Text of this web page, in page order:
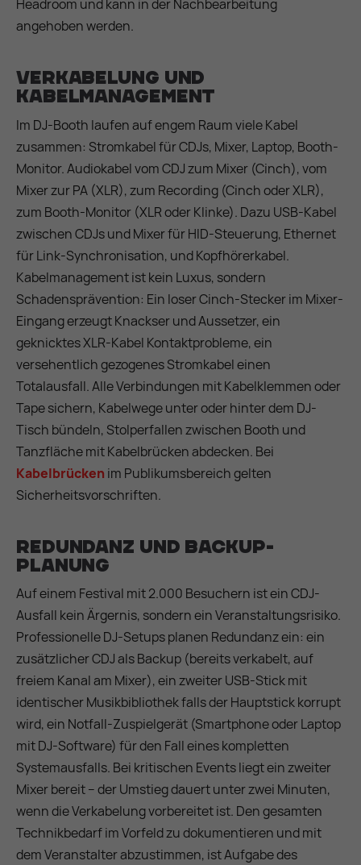
Headroom und kann in der Nachbearbeitung
angehoben werden.
Verkabelung und
Kabelmanagement
Im DJ-Booth laufen auf engem Raum viele Kabel
zusammen: Stromkabel für CDJs, Mixer, Laptop, Booth-
Monitor. Audiokabel vom CDJ zum Mixer (Cinch), vom
Mixer zur PA (XLR), zum Recording (Cinch oder XLR),
zum Booth-Monitor (XLR oder Klinke). Dazu USB-Kabel
zwischen CDJs und Mixer für HID-Steuerung, Ethernet
für Link-Synchronisation, und Kopfhörerkabel.
Kabelmanagement ist kein Luxus, sondern
Schadensprävention: Ein loser Cinch-Stecker im Mixer-
Eingang erzeugt Knackser und Aussetzer, ein
geknicktes XLR-Kabel Kontaktprobleme, ein
versehentlich gezogenes Stromkabel einen
Totalausfall. Alle Verbindungen mit Kabelklemmen oder
Tape sichern, Kabelwege unter oder hinter dem DJ-
Tisch bündeln, Stolperfallen zwischen Booth und
Tanzfläche mit Kabelbrücken abdecken. Bei
Kabelbrücken im Publikumsbereich gelten
Sicherheitsvorschriften.
Redundanz und Backup-
Planung
Auf einem Festival mit 2.000 Besuchern ist ein CDJ-
Ausfall kein Ärgernis, sondern ein Veranstaltungsrisiko.
Professionelle DJ-Setups planen Redundanz ein: ein
zusätzlicher CDJ als Backup (bereits verkabelt, auf
freiem Kanal am Mixer), ein zweiter USB-Stick mit
identischer Musikbibliothek falls der Hauptstick korrupt
wird, ein Notfall-Zuspielgerät (Smartphone oder Laptop
mit DJ-Software) für den Fall eines kompletten
Systemausfalls. Bei kritischen Events liegt ein zweiter
Mixer bereit – der Umstieg dauert unter zwei Minuten,
wenn die Verkabelung vorbereitet ist. Den gesamten
Technikbedarf im Vorfeld zu dokumentieren und mit
dem Veranstalter abzustimmen, ist Aufgabe des